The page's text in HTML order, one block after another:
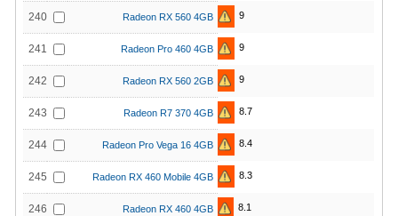
240 Radeon RX 560 4GB 9
241 Radeon Pro 460 4GB 9
242 Radeon RX 560 2GB 9
243 Radeon R7 370 4GB 8.7
244 Radeon Pro Vega 16 4GB 8.4
245 Radeon RX 460 Mobile 4GB 8.3
246 Radeon RX 460 4GB 8.1